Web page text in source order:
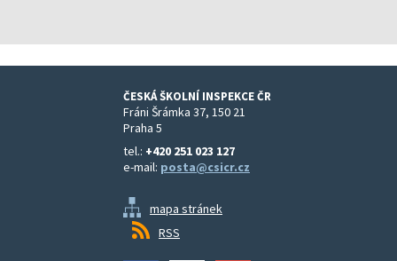
ČESKÁ ŠKOLNÍ INSPEKCE ČR
Fráni Šrámka 37, 150 21
Praha 5
tel.: +420 251 023 127
e-mail: posta@csicr.cz
mapa stránek
RSS